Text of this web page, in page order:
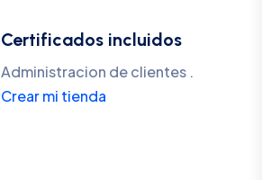
Certificados incluidos
Administracion de clientes .
Crear mi tienda